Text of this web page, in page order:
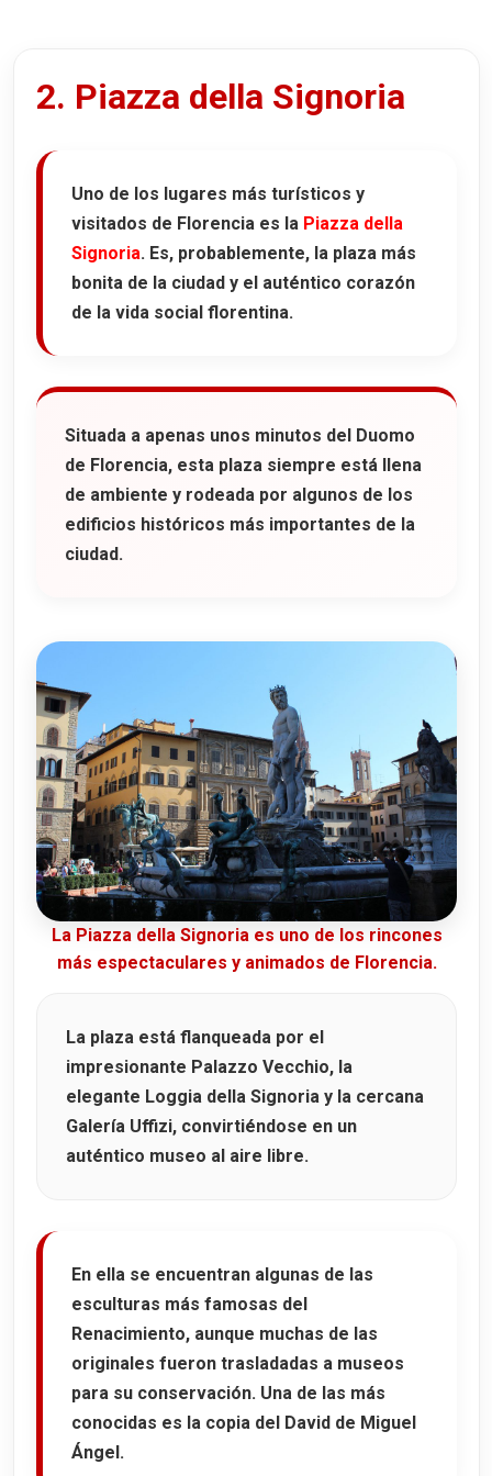
2. Piazza della Signoria
Uno de los lugares más turísticos y
visitados de Florencia es la Piazza della
Signoria. Es, probablemente, la plaza más
bonita de la ciudad y el auténtico corazón
de la vida social florentina.
Situada a apenas unos minutos del Duomo
de Florencia, esta plaza siempre está llena
de ambiente y rodeada por algunos de los
edificios históricos más importantes de la
ciudad.
La Piazza della Signoria es uno de los rincones
más espectaculares y animados de Florencia.
La plaza está flanqueada por el
impresionante Palazzo Vecchio, la
elegante Loggia della Signoria y la cercana
Galería Uffizi, convirtiéndose en un
auténtico museo al aire libre.
En ella se encuentran algunas de las
esculturas más famosas del
Renacimiento, aunque muchas de las
originales fueron trasladadas a museos
para su conservación. Una de las más
conocidas es la copia del
David de Miguel
Ángel .